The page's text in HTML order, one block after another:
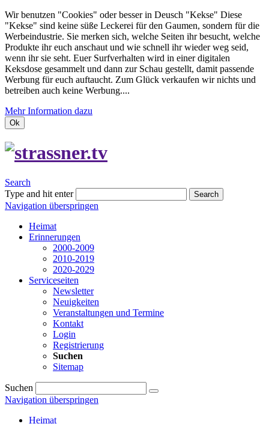
Wir benutzen "Cookies" oder besser in Deusch "Kekse" Diese
"Kekse" sind keine süße Leckerei für den Gaumen, sondern für die
Werbeindustrie. Sie merken sich, welche Seiten ihr besucht, welche
Produkte ihr euch anschaut und wie schnell ihr wieder weg seid,
wenn ihr sie seht. Euer Surfverhalten wird in einer digitalen
Keksdose gesammelt und dann zur Schau gestellt, damit passende
Werbung für euch auftaucht. Zum Glück verkaufen wir nichts und
betreiben auch keine Werbung....
Mehr Information dazu
Ok
Search
Type and hit enter
Search
Navigation überspringen
Heimat
Erinnerungen
2000-2009
2010-2019
2020-2029
Serviceseiten
Newsletter
Neuigkeiten
Veranstaltungen und Termine
Kontakt
Login
Registrierung
Suchen
Sitemap
Suchen
Navigation überspringen
Heimat